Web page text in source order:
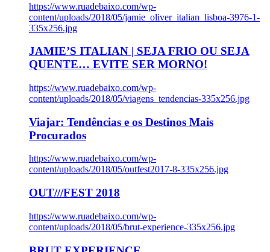
https://www.ruadebaixo.com/wp-
content/uploads/2018/05/jamie_oliver_italian_lisboa-3976-1-
335x256.jpg
JAMIE’S ITALIAN | SEJA FRIO OU SEJA
QUENTE… EVITE SER MORNO!
https://www.ruadebaixo.com/wp-
content/uploads/2018/05/viagens_tendencias-335x256.jpg
Viajar: Tendências e os Destinos Mais
Procurados
https://www.ruadebaixo.com/wp-
content/uploads/2018/05/outfest2017-8-335x256.jpg
OUT///FEST 2018
https://www.ruadebaixo.com/wp-
content/uploads/2018/05/brut-experience-335x256.jpg